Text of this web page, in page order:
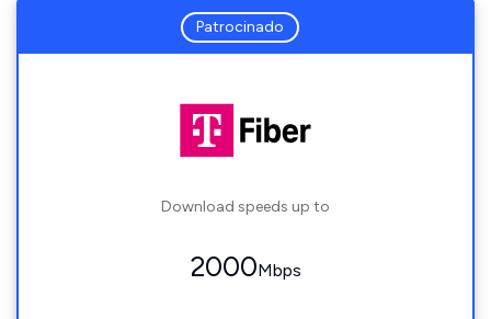
Patrocinado
Download speeds up to
2000Mbps